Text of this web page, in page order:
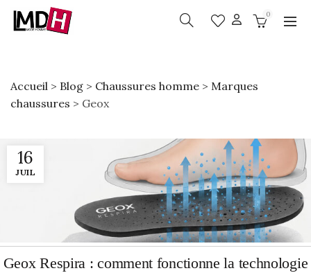
0
Accueil > Blog > Chaussures homme > Marques
chaussures > Geox
16
JUIL
Geox Respira : comment fonctionne la technologie